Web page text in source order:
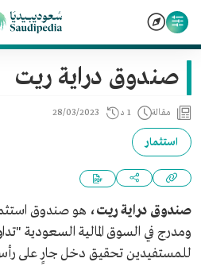
صندوق دراية ريت
مقالة 1 د 28/03/2023
استثمار
صندوق دراية ريت، هو صندوق
ومدرج في السوق المالية السعودية
للمستفيدين تحقيق دخل جارٍ على رأس